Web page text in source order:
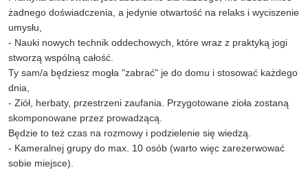
żadnego doświadczenia, a jedynie otwartość na relaks i wyciszenie
umysłu,
- Nauki nowych technik oddechowych, które wraz z praktyką jogi
stworzą wspólną całość.
Ty sam/a będziesz mogła "zabrać" je do domu i stosować każdego
dnia,
- Ziół, herbaty, przestrzeni zaufania. Przygotowane zioła zostaną
skomponowane przez prowadzącą.
Będzie to też czas na rozmowy i podzielenie się wiedzą.
- Kameralnej grupy do max. 10 osób (warto więc zarezerwować
sobie miejsce).